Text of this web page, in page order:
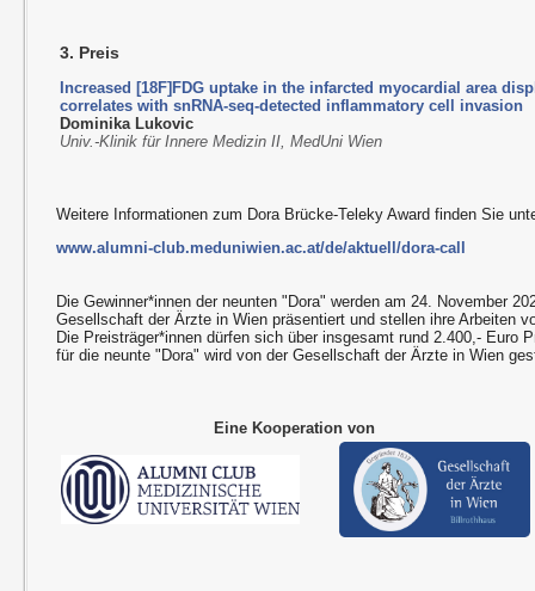
3. Preis
Increased [18F]FDG uptake in the infarcted myocardial area
correlates with snRNA-seq-detected inflammatory cell invasion
Dominika Lukovic
Univ.-Klinik für Innere Medizin II, MedUni Wien
Weitere Informationen zum Dora Brücke-Teleky Award finden Sie
www.alumni-club.meduniwien.ac.at/de/aktuell/dora-call
Die Gewinner*innen der neunten "Dora" werden am 24. November
Gesellschaft der Ärzte in Wien präsentiert und stellen ihre Arbeiten
Die Preisträger*innen dürfen sich über insgesamt rund 2.400,- Euro
für die neunte "Dora" wird von der Gesellschaft der Ärzte in Wien
Eine Kooperation von